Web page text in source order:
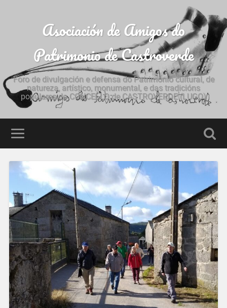
Asociación de Amigos do
Patrimonio de Castroverde
Foro de divulgación e defensa do Patrimonio cultural, de
natureza, artístico, monumental, e das tradicións
populares do CONCELLO de CASTROVERDE (LUGO)